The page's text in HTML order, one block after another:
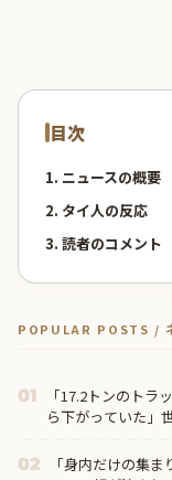
目次
1. ニュースの概要
2. タイ人の反応
3. 読者のコメント
POPULAR POSTS /
01
「17.2トンのトラ
ら下がっていた」
02
「身内だけの集